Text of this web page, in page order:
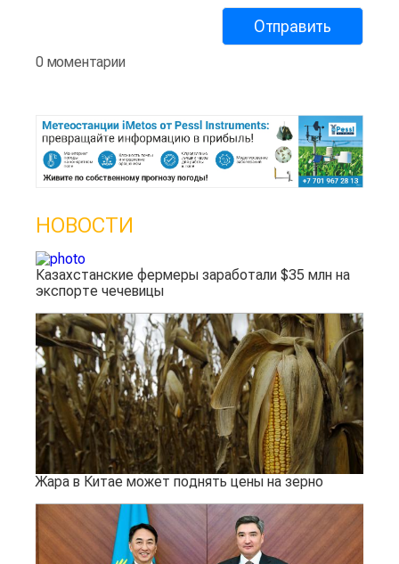
0 моментарии
НОВОСТИ
Казахстанские фермеры заработали $35 млн на
экспорте чечевицы
Жара в Китае может поднять цены на зерно